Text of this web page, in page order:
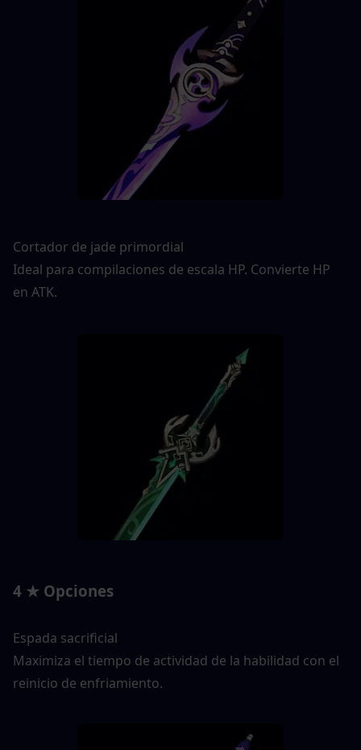
Cortador de jade primordial
Ideal para compilaciones de escala HP. Convierte HP
en ATK.
4 ★ Opciones
Espada sacrificial
Maximiza el tiempo de actividad de la habilidad con el
reinicio de enfriamiento.